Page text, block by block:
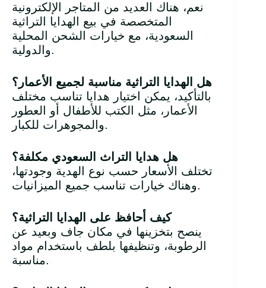
نعم، هناك العديد من المتاجر الإلكترونية
المتخصصة في بيع الهدايا التراثية
السعودية، مع خيارات الشحن المحلية
والدولية.
هل الهدايا التراثية مناسبة لجميع الأعمار؟
بالتأكيد، يمكن اختيار هدايا تناسب مختلف
الأعمار، مثل الكتب للأطفال أو العطور
والمجوهرات للكبار.
هل هدايا التراث السعودي مكلفة؟
تختلف الأسعار حسب نوع الهدية وجودتها،
وهناك خيارات تناسب جميع الميزانيات.
كيف أحافظ على الهدايا التراثية؟
ينصح بتخزينها في مكان جاف وبعيد عن
الرطوبة، وتنظيفها بلطف باستخدام مواد
مناسبة.